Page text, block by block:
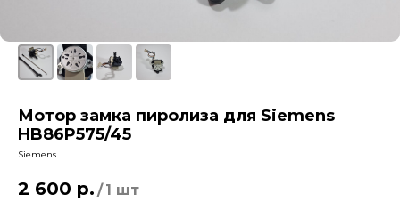
Мотор замка пиролиза для Siemens
HB86P575/45
Siemens
2 600 р. / 1 шт